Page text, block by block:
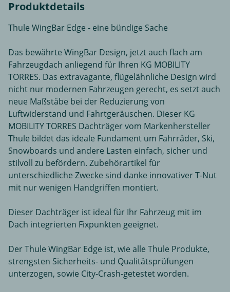
Produktdetails
Thule WingBar Edge - eine bündige Sache
Das bewährte WingBar Design, jetzt auch flach am
Fahrzeugdach anliegend für Ihren KG MOBILITY
TORRES. Das extravagante, flügelähnliche Design wird
nicht nur modernen Fahrzeugen gerecht, es setzt auch
neue Maßstäbe bei der Reduzierung von
Luftwiderstand und Fahrtgeräuschen. Dieser KG
MOBILITY TORRES Dachträger vom Markenhersteller
Thule bildet das ideale Fundament um Fahrräder, Ski,
Snowboards und andere Lasten einfach, sicher und
stilvoll zu befördern. Zubehörartikel für
unterschiedliche Zwecke sind danke innovativer T-Nut
mit nur wenigen Handgriffen montiert.
Dieser Dachträger ist ideal für Ihr Fahrzeug mit im
Dach integrierten Fixpunkten geeignet.
Der Thule WingBar Edge ist, wie alle Thule Produkte,
strengsten Sicherheits- und Qualitätsprüfungen
unterzogen, sowie City-Crash-getestet worden.